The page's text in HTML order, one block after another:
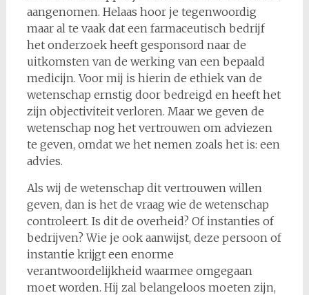
aangenomen. Helaas hoor je tegenwoordig
maar al te vaak dat een farmaceutisch bedrijf
het onderzoek heeft gesponsord naar de
uitkomsten van de werking van een bepaald
medicijn. Voor mij is hierin de ethiek van de
wetenschap ernstig door bedreigd en heeft het
zijn objectiviteit verloren. Maar we geven de
wetenschap nog het vertrouwen om adviezen
te geven, omdat we het nemen zoals het is: een
advies.
Als wij de wetenschap dit vertrouwen willen
geven, dan is het de vraag wie de wetenschap
controleert. Is dit de overheid? Of instanties of
bedrijven? Wie je ook aanwijst, deze persoon of
instantie krijgt een enorme
verantwoordelijkheid waarmee omgegaan
moet worden. Hij zal belangeloos moeten zijn,